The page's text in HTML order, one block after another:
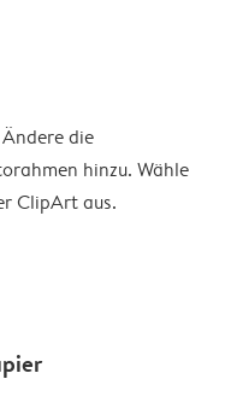
die
hinzu. Wähle
ClipArt aus.